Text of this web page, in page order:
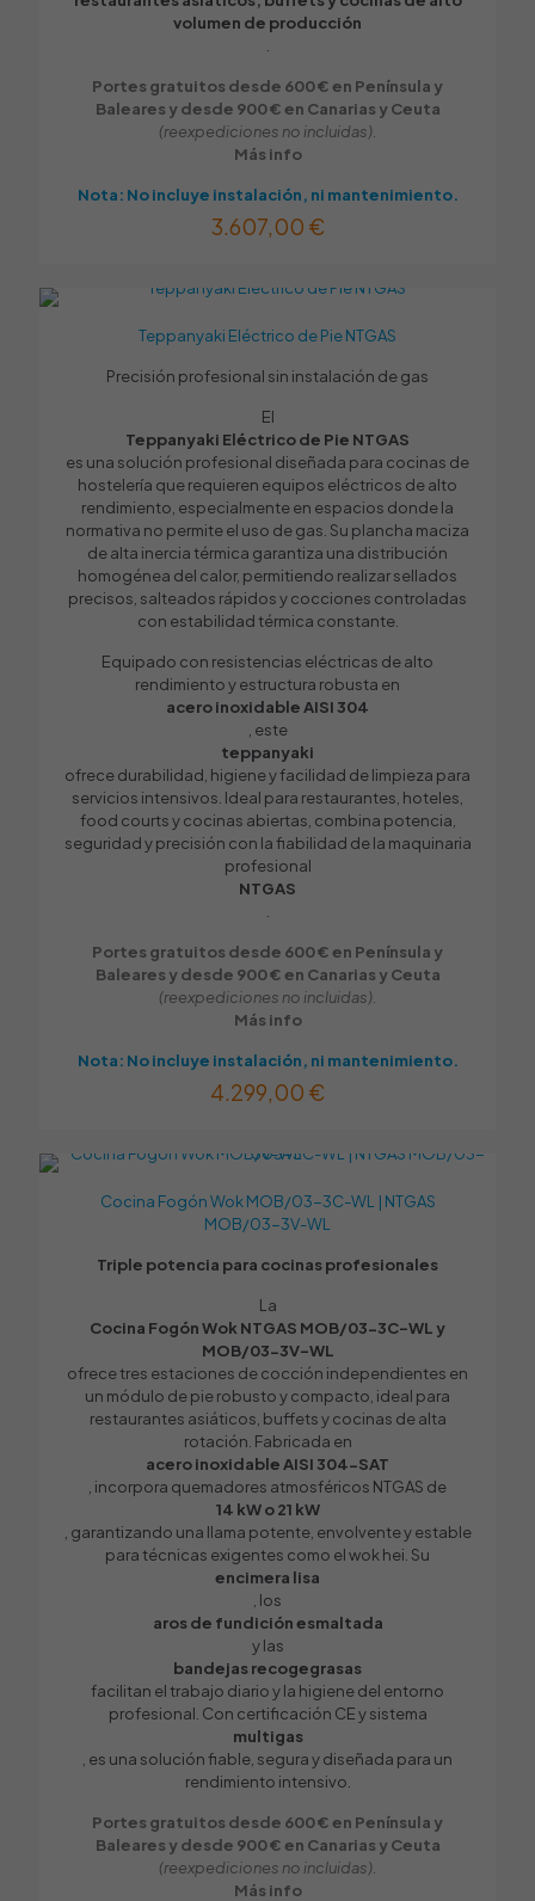
Negro
Tipo de encimera: lisa o con agua
volumen de producción
Portes gratuitos desde 600 € en Península y
Baleares y desde 900 € en Canarias y Ceuta
(reexpediciones no incluidas).
Más info
Nota: No incluye instalación, ni mantenimiento.
3.607,00 €
Teppanyaki Eléctrico de Pie NTGAS
Precisión profesional sin instalación de gas
El
Teppanyaki Eléctrico de Pie NTGAS
es una solución profesional diseñada para cocinas de
hostelería que requieren equipos eléctricos de alto
rendimiento, especialmente en espacios donde la
normativa no permite el uso de gas. Su plancha maciza
de alta inercia térmica garantiza una distribución
homogénea del calor, permitiendo realizar sellados
precisos, salteados rápidos y cocciones controladas
con estabilidad térmica constante.
Equipado con resistencias eléctricas de alto
rendimiento y estructura robusta en
acero inoxidable AISI 304
, este
teppanyaki
ofrece durabilidad, higiene y facilidad de limpieza para
servicios intensivos. Ideal para restaurantes, hoteles,
food courts y cocinas abiertas, combina potencia,
seguridad y precisión con la fiabilidad de la maquinaria
profesional
NTGAS
Portes gratuitos desde 600 € en Península y
Baleares y desde 900 € en Canarias y Ceuta
(reexpediciones no incluidas).
Más info
Nota: No incluye instalación, ni mantenimiento.
4.299,00 €
Cocina Fogón Wok MOB/03-3C-WL | NTGAS
MOB/03-3V-WL
Triple potencia para cocinas profesionales
La
Cocina Fogón Wok NTGAS MOB/03-3C-WL y
MOB/03-3V-WL
ofrece tres estaciones de cocción independientes en
un módulo de pie robusto y compacto, ideal para
restaurantes asiáticos, buffets y cocinas de alta
rotación. Fabricada en
acero inoxidable AISI 304-SAT
, incorpora quemadores atmosféricos NTGAS de
14 kW o 21 kW
, garantizando una llama potente, envolvente y estable
para técnicas exigentes como el wok hei. Su
encimera lisa
, los
aros de fundición esmaltada
y las
bandejas recogegrasas
facilitan el trabajo diario y la higiene del entorno
profesional. Con certificación CE y sistema
multigas
, es una solución fiable, segura y diseñada para un
rendimiento intensivo.
Portes gratuitos desde 600 € en Península y
Baleares y desde 900 € en Canarias y Ceuta
(reexpediciones no incluidas).
Más info